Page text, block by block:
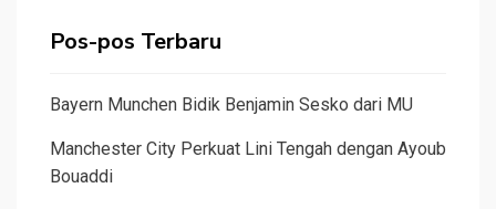
Pos-pos Terbaru
Bayern Munchen Bidik Benjamin Sesko dari MU
Manchester City Perkuat Lini Tengah dengan Ayoub
Bouaddi